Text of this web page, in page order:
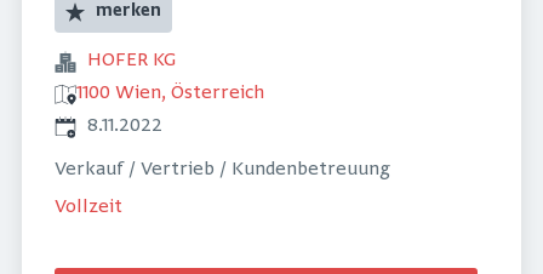
merken
HOFER KG
1100 Wien, Österreich
Veröffentlicht
8.11.2022
Verkauf / Vertrieb / Kundenbetreuung
Vollzeit